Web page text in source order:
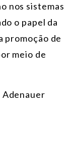
nos sistemas
o papel da
promoção de
meio de